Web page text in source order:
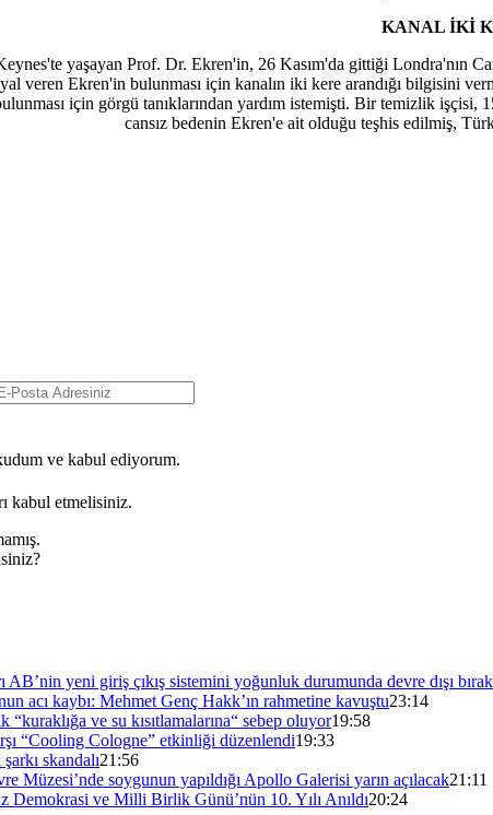
KANAL İKİ
yaşayan Prof. Dr. Ekren'in, 26 Kasım'da gittiği Londra'nın
veren Ekren'in bulunması için kanalın iki kere arandığı bilgisini
için görgü tanıklarından yardım istemişti. Bir temizlik işçisi,
cansız bedenin Ekren'e ait olduğu teşhis edilmiş,
ve kabul ediyorum.
kabul etmelisiniz.
AB’nin yeni giriş çıkış sistemini yoğunluk durumunda devre dışı
acı kaybı: Mehmet Genç Hakk’ın rahmetine kavuştu23:14
“kuraklığa ve su kısıtlamalarına“ sebep oluyor19:58
“Cooling Cologne” etkinliği düzenlendi19:33
skandalı21:56
Müzesi’nde soygunun yapıldığı Apollo Galerisi yarın açılacak21:11
Demokrasi ve Milli Birlik Günü’nün 10. Yılı Anıldı20:24